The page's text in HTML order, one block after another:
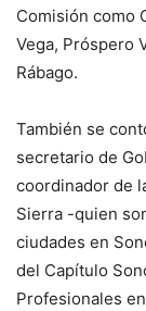
Comisión como
Vega, Próspero
Rábago.
También se
secretario de
coordinador de
Sierra -quien
ciudades en
del Capítulo
Profesionales